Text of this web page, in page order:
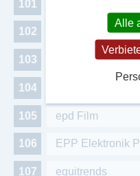
ep Photovoltaik
epd Film
EPP Elektronik
equitrends
Alle